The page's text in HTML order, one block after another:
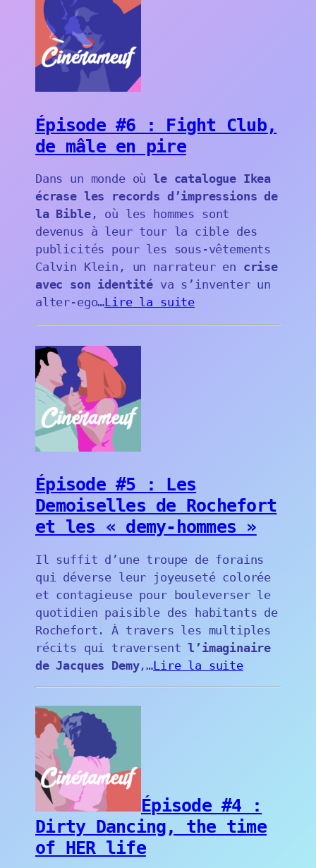
Épisode #6 : Fight Club,
de mâle en pire
Dans un monde oùle catalogue Ikea
écrase les records d’impressions de
la Bible, où les hommes sont
devenus à leur tour la cible des
publicités pour les sous-vêtements
Calvin Klein, un narrateur en crise
avec son identité va s’inventer un
alter-ego…Lire la suite
Épisode #5 : Les
Demoiselles de Rochefort
et les « demy-hommes »
Il suffit d’une troupe de forains
qui déverse leur joyeuseté colorée
et contagieuse pour bouleverser le
quotidien paisible des habitants de
Rochefort. À travers les multiples
récits qui traversentl’imaginaire
de Jacques Demy,…Lire la suite
Épisode #4 :
Dirty Dancing, the time
of HER life